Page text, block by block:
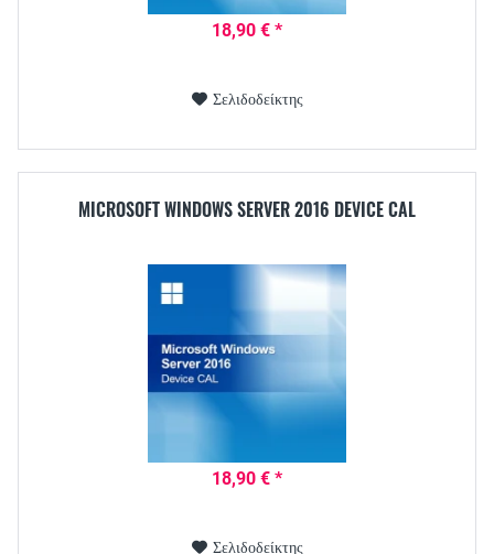
18,90 € *
Σελιδοδείκτης
MICROSOFT WINDOWS SERVER 2016 DEVICE CAL
18,90 € *
Σελιδοδείκτης